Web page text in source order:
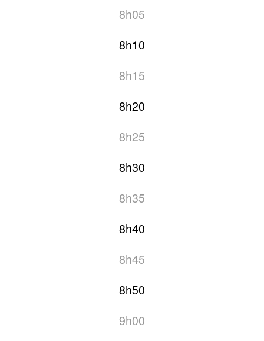
8h05
8h10
8h15
8h20
8h25
8h30
8h35
8h40
8h45
8h50
9h00